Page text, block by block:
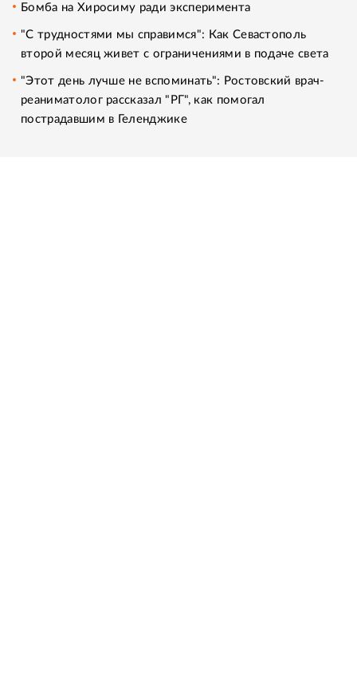
Бомба на Хиросиму ради эксперимента
"С трудностями мы справимся": Как Севастополь
второй месяц живет с ограничениями в подаче света
"Этот день лучше не вспоминать": Ростовский врач-
реаниматолог рассказал "РГ", как помогал
пострадавшим в Геленджике